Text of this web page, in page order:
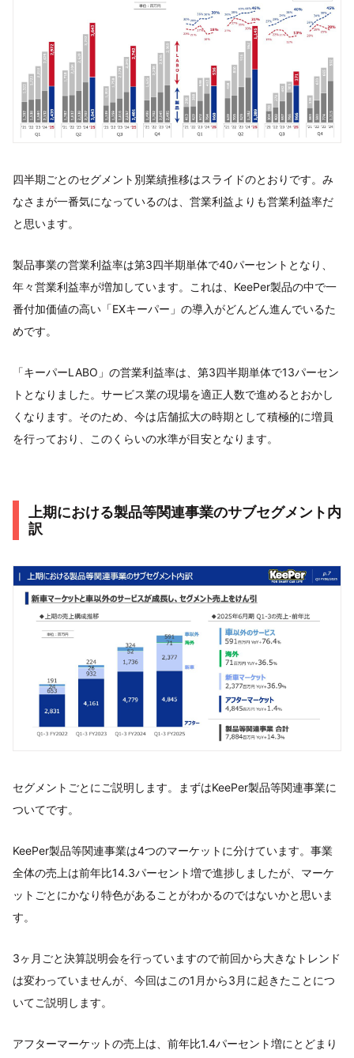
四半期ごとのセグメント別業績推移はスライドのとおりです。み
なさまが一番気になっているのは、営業利益よりも営業利益率だ
と思います。
製品事業の営業利益率は第3四半期単体で40パーセントとなり、
年々営業利益率が増加しています。これは、KeePer製品の中で一
番付加価値の高い「EXキーパー」の導入がどんどん進んでいるた
めです。
「キーパーLABO」の営業利益率は、第3四半期単体で13パーセン
トとなりました。サービス業の現場を適正人数で進めるとおかし
くなります。そのため、今は店舗拡大の時期として積極的に増員
を行っており、このくらいの水準が目安となります。
上期における製品等関連事業のサブセグメント内
訳
セグメントごとにご説明します。まずはKeePer製品等関連事業に
ついてです。
KeePer製品等関連事業は4つのマーケットに分けています。事業
全体の売上は前年比14.3パーセント増で進捗しましたが、マーケ
ットごとにかなり特色があることがわかるのではないかと思いま
す。
3ヶ月ごと決算説明会を行っていますので前回から大きなトレンド
は変わっていませんが、今回はこの1月から3月に起きたことにつ
いてご説明します。
アフターマーケットの売上は、前年比1.4パーセント増にとどまり